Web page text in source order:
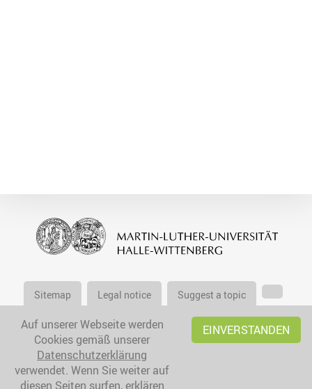
Sitemap Legal notice Suggest a topic
Auf unserer Webseite werden
Cookies gemäß unserer
Datenschutzerklärung
verwendet. Wenn Sie weiter auf
diesen Seiten surfen, erklären
EINVERSTANDEN